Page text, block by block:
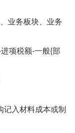
业务板块、业务
项税额-一般{部
记入材料成本或制